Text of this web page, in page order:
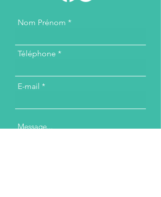
Nom Prénom
Téléphone
E-mail
Message...